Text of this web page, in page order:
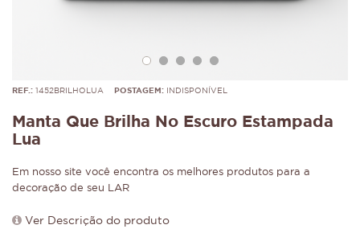
REF.: 1452BRILHOLUA POSTAGEM: INDISPONÍVEL
Manta Que Brilha No Escuro Estampada
Lua
Em nosso site você encontra os melhores produtos para a
decoração de seu LAR
Ver Descrição do produto